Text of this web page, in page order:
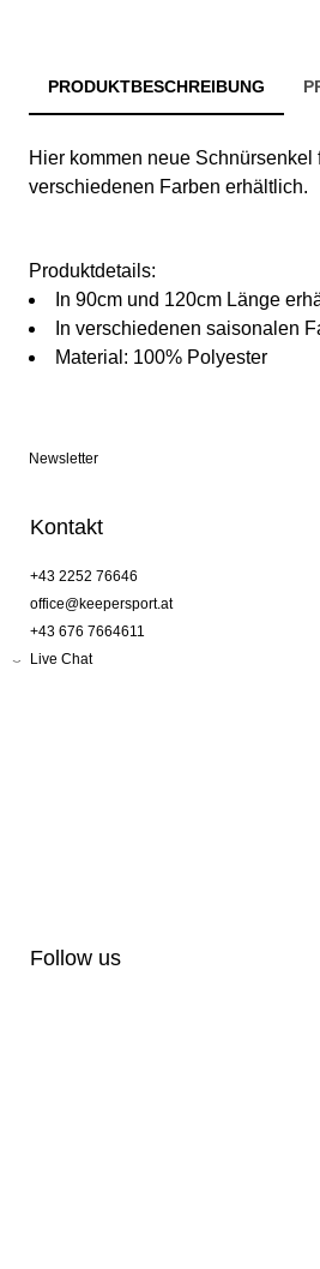
PRODUKTBESCHREIBUNG
Hier kommen neue
verschiedenen Farben erhältlich.
Produktdetails:
In 90cm und 120cm Länge
In verschiedenen saisonalen
Material: 100% Polyester
Newsletter
Kontakt
+43 2252 76646
office@keepersport.at
+43 676 7664611
Live Chat
Follow us